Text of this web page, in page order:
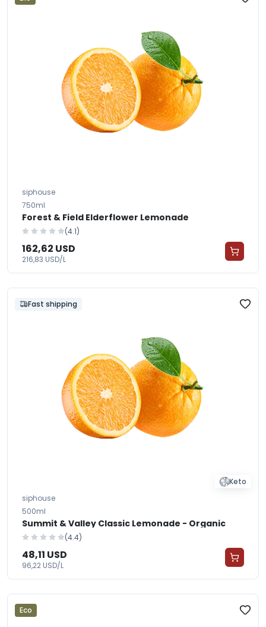
siphouse
750ml
Forest & Field Elderflower Lemonade
(4.1)
162,62 USD
216,83 USD/L
Fast shipping
Keto
siphouse
500ml
Summit & Valley Classic Lemonade - Organic
(4.4)
48,11 USD
96,22 USD/L
Eco